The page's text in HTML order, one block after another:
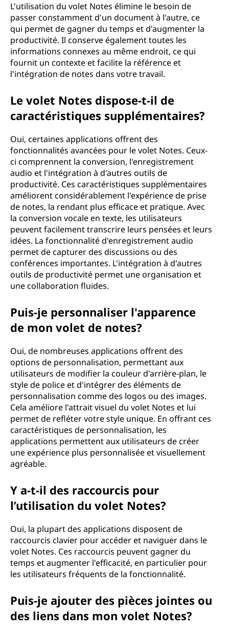
L'utilisation du volet Notes élimine le besoin de
passer constamment d'un document à l'autre, ce
qui permet de gagner du temps et d'augmenter la
productivité. Il conserve également toutes les
informations connexes au même endroit, ce qui
fournit un contexte et facilite la référence et
l'intégration de notes dans votre travail.
Le volet Notes dispose-t-il de
caractéristiques supplémentaires?
Oui, certaines applications offrent des
fonctionnalités avancées pour le volet Notes. Ceux-
ci comprennent la conversion, l'enregistrement
audio et l'intégration à d'autres outils de
productivité. Ces caractéristiques supplémentaires
améliorent considérablement l'expérience de prise
de notes, la rendant plus efficace et pratique. Avec
la conversion vocale en texte, les utilisateurs
peuvent facilement transcrire leurs pensées et leurs
idées. La fonctionnalité d'enregistrement audio
permet de capturer des discussions ou des
conférences importantes. L'intégration à d'autres
outils de productivité permet une organisation et
une collaboration fluides.
Puis-je personnaliser l'apparence
de mon volet de notes?
Oui, de nombreuses applications offrent des
options de personnalisation, permettant aux
utilisateurs de modifier la couleur d'arrière-plan, le
style de police et d'intégrer des éléments de
personnalisation comme des logos ou des images.
Cela améliore l'attrait visuel du volet Notes et lui
permet de refléter votre style unique. En offrant ces
caractéristiques de personnalisation, les
applications permettent aux utilisateurs de créer
une expérience plus personnalisée et visuellement
agréable.
Y a-t-il des raccourcis pour
l’utilisation du volet Notes?
Oui, la plupart des applications disposent de
raccourcis clavier pour accéder et naviguer dans le
volet Notes. Ces raccourcis peuvent gagner du
temps et augmenter l'efficacité, en particulier pour
les utilisateurs fréquents de la fonctionnalité.
Puis-je ajouter des pièces jointes ou
des liens dans mon volet Notes?